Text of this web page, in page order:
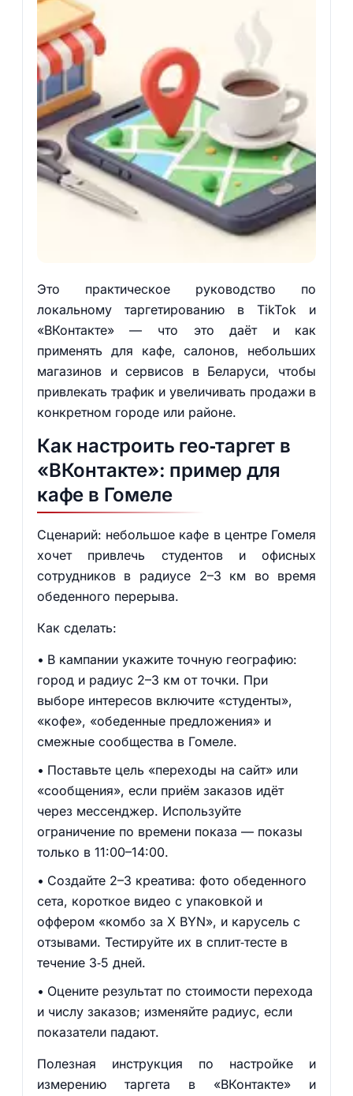
Это практическое руководство по
локальному таргетированию в TikTok и
«ВКонтакте» — что это даёт и как
применять для кафе, салонов, небольших
магазинов и сервисов в Беларуси, чтобы
привлекать трафик и увеличивать продажи в
конкретном городе или районе.
Как настроить гео‑таргет в
«ВКонтакте»: пример для
кафе в Гомеле
Сценарий: небольшое кафе в центре Гомеля
хочет привлечь студентов и офисных
сотрудников в радиусе 2–3 км во время
обеденного перерыва.
Как сделать:
В кампании укажите точную географию:
город и радиус 2–3 км от точки. При
выборе интересов включите «студенты»,
«кофе», «обеденные предложения» и
смежные сообщества в Гомеле.
Поставьте цель «переходы на сайт» или
«сообщения», если приём заказов идёт
через мессенджер. Используйте
ограничение по времени показа — показы
только в 11:00–14:00.
Создайте 2–3 креатива: фото обеденного
сета, короткое видео с упаковкой и
оффером «комбо за X BYN», и карусель с
отзывами. Тестируйте их в сплит‑тесте в
течение 3‑5 дней.
Оцените результат по стоимости перехода
и числу заказов; изменяйте радиус, если
показатели падают.
Полезная инструкция по настройке и
измерению таргета в «ВКонтакте» и